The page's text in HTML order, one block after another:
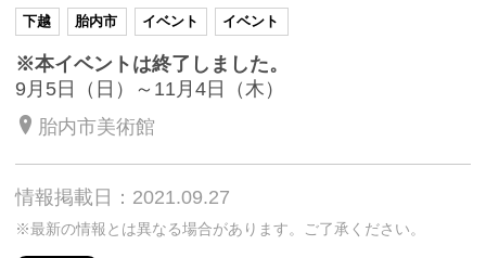
下越 胎内市 イベント イベント
※本イベントは終了しました。
9月5日（日）～11月4日（木）
胎内市美術館
情報掲載日：2021.09.27
※最新の情報とは異なる場合があります。ご了承ください。